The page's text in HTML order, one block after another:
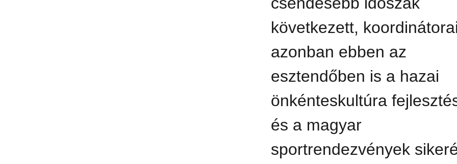
következett,
azonban ebben az
esztendőben is a hazai
önkénteskultúra
és a magyar
sportrendezvények